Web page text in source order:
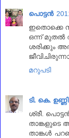
പൊട്ടന്‍
ഇതൊക്കെ
ഒന്ന് മുതല്‍
ശരിക്കും
മറുപടി
ടി. കെ. ഉണ്ണി
ശ്രീ.
താങ്കളുടെ
താങ്കൾ